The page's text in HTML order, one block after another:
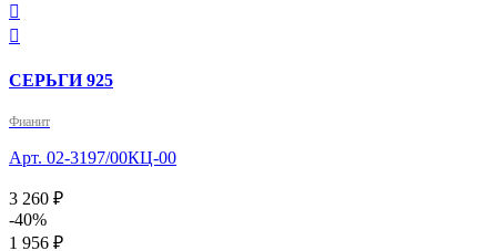


СЕРЬГИ 925
Фианит
Арт. 02-3197/00КЦ-00
3 260 ₽
-40%
1 956 ₽